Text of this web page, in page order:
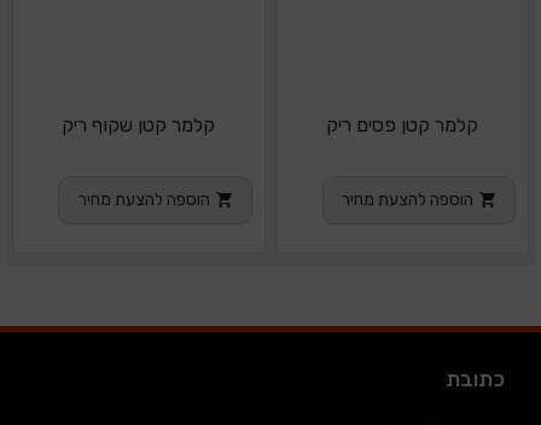
קלמר קטן פסים ריק
הוספה להצעת מחיר
קלמר קטן שקוף ריק
הוספה להצעת מחיר
כתובת